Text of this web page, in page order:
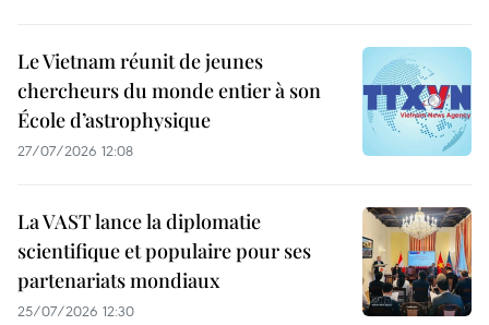
Le Vietnam réunit de jeunes
chercheurs du monde entier à son
École d’astrophysique
27/07/2026 12:08
La VAST lance la diplomatie
scientifique et populaire pour ses
partenariats mondiaux
25/07/2026 12:30